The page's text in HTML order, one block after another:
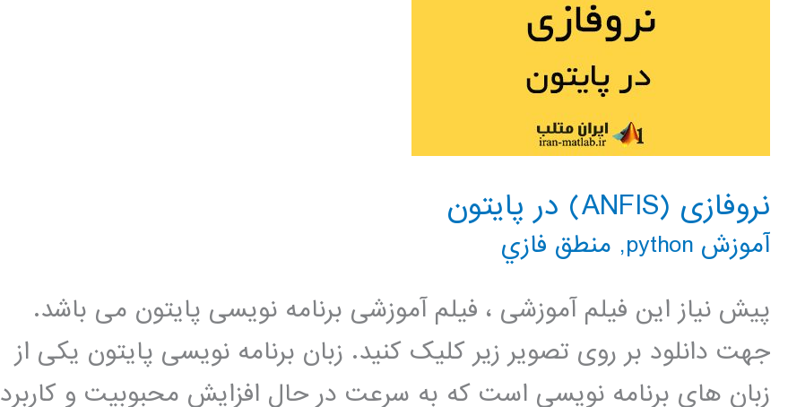
نروفازی (ANFIS) در پایتون
آموزش python , منطق فازي
پیش نیاز این فیلم آموزشی ، فیلم آموزشی برنامه نویسی پایتون می باشد.
جهت دانلود بر روی تصویر زیر کلیک کنید. زبان برنامه نویسی پایتون یکی از
زبان های برنامه نویسی است که به سرعت در حال افزایش محبوبیت و کاربرد